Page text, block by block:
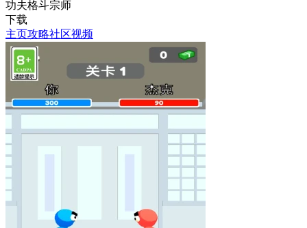
功夫格斗宗师
下载
主页攻略社区视频